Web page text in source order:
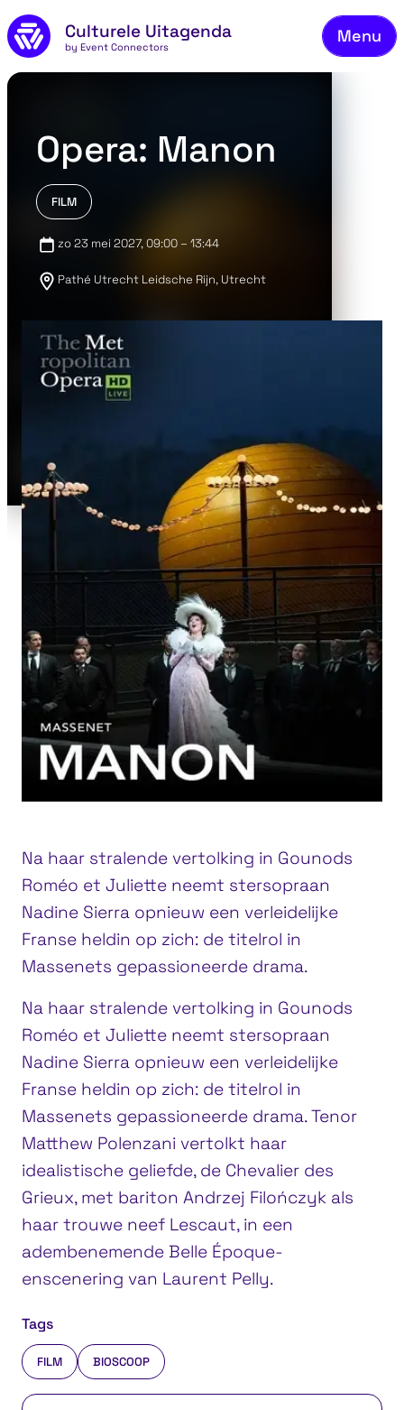
Naar de inhoud
Culturele Uitagenda
by Event Connectors
Menu
Opera: Manon
FILM
zo 23 mei 2027, 09:00 – 13:44
Pathé Utrecht Leidsche Rijn, Utrecht
Na haar stralende vertolking in Gounods
Roméo et Juliette neemt stersopraan
Nadine Sierra opnieuw een verleidelijke
Franse heldin op zich: de titelrol in
Massenets gepassioneerde drama.
Na haar stralende vertolking in Gounods
Roméo et Juliette neemt stersopraan
Nadine Sierra opnieuw een verleidelijke
Franse heldin op zich: de titelrol in
Massenets gepassioneerde drama. Tenor
Matthew Polenzani vertolkt haar
idealistische geliefde, de Chevalier des
Grieux, met bariton Andrzej Filończyk als
haar trouwe neef Lescaut, in een
adembenemende Belle Époque-
enscenering van Laurent Pelly.
Tags
FILM BIOSCOOP